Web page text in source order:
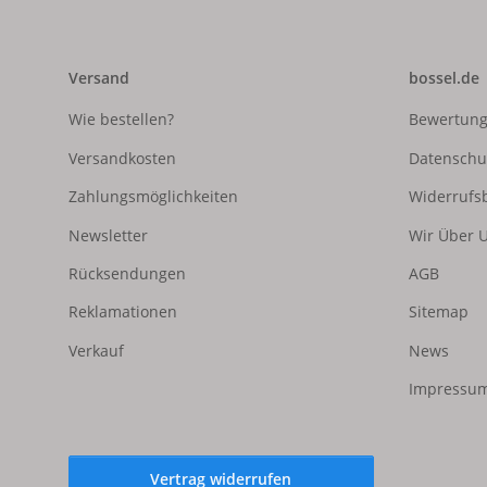
Versand
Wie bestellen?
Versandkosten
Zahlungsmöglichkeiten
Newsletter
Rücksendungen
Reklamationen
Verkauf
bossel.de
Wir Über
AGB
Sitemap
News
Vertrag widerrufen